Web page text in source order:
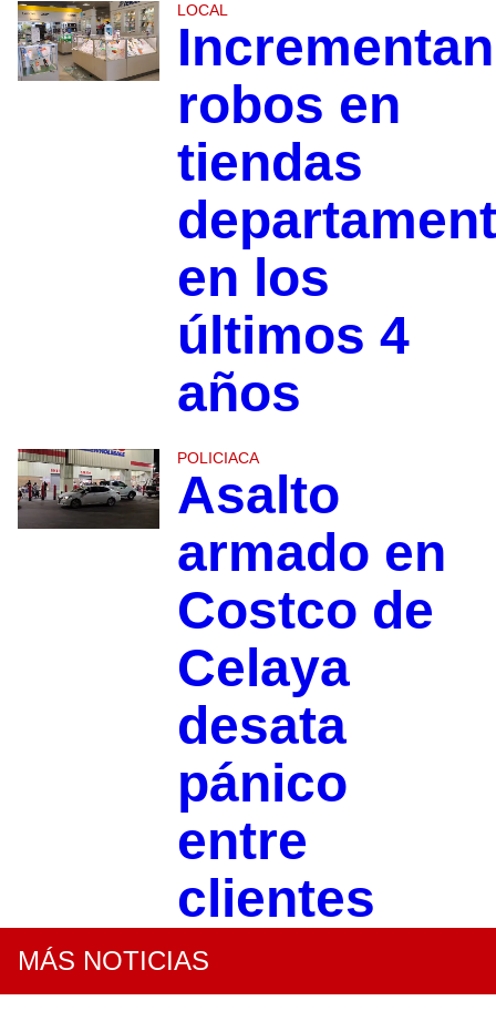
LOCAL
Incrementan
robos en
tiendas
en los
últimos 4
años
POLICIACA
Asalto
armado en
Costco de
Celaya
desata
pánico
entre
clientes
MÁS NOTICIAS